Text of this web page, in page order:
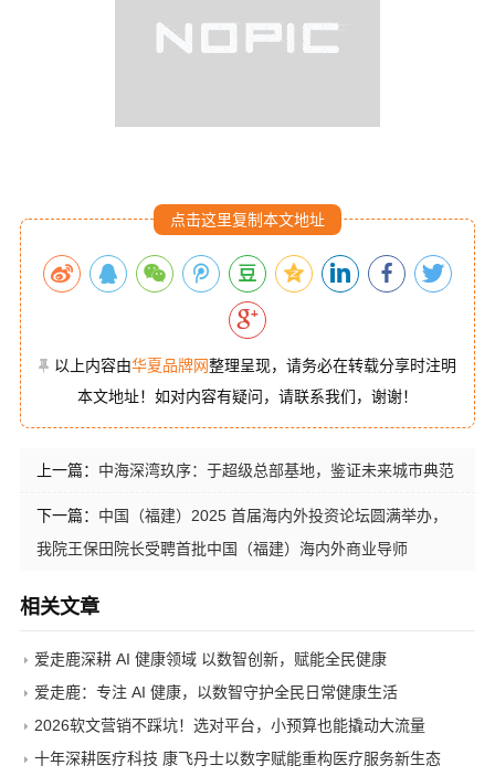
点击这里复制本文地址
以上内容由华夏品牌网整理呈现，请务必在转载分享时注明
本文地址！如对内容有疑问，请联系我们，谢谢！
上一篇： 中海深湾玖序：于超级总部基地，鉴证未来城市典范
下一篇： 中国（福建）2025 首届海内外投资论坛圆满举办，
我院王保田院长受聘首批中国（福建）海内外商业导师
相关文章
爱走鹿深耕 AI 健康领域 以数智创新，赋能全民健康
爱走鹿：专注 AI 健康，以数智守护全民日常健康生活
2026软文营销不踩坑！选对平台，小预算也能撬动大流量
十年深耕医疗科技 康飞丹士以数字赋能重构医疗服务新生态